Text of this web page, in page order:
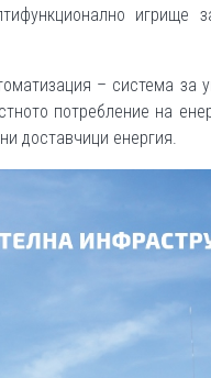
игрище
– система за
потребление на
доставчици енергия.